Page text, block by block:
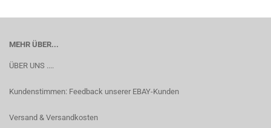
MEHR ÜBER...
ÜBER UNS ....
Kundenstimmen: Feedback unserer EBAY-Kunden
Versand & Versandkosten